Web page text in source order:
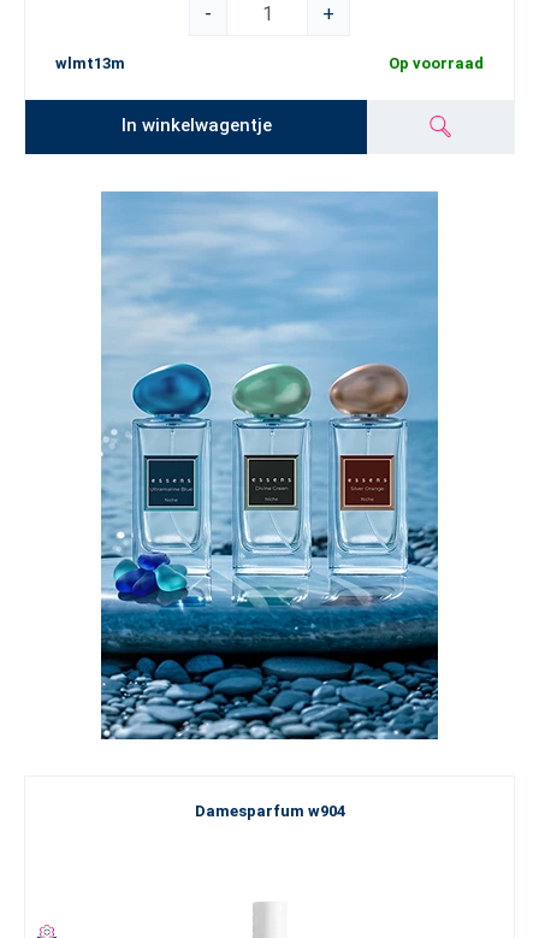
-
+
wlmt13m Op voorraad
In winkelwagentje
Damesparfum w904